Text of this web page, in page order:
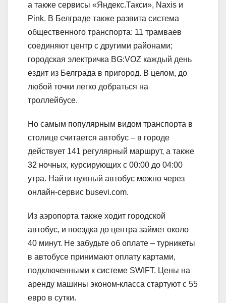
а также сервисы «Яндекс.Такси», Naxis и
Pink. В Белграде также развита система
общественного транспорта: 11 трамваев
соединяют центр с другими районами;
городская электричка BG:VOZ каждый день
ездит из Белграда в пригород. В целом, до
любой точки легко добраться на
троллейбусе.
Но самым популярным видом транспорта в
столице считается автобус – в городе
действует 141 регулярный маршрут, а также
32 ночных, курсирующих с 00:00 до 04:00
утра. Найти нужный автобус можно через
онлайн-сервис busevi.com.
Из аэропорта также ходит городской
автобус, и поездка до центра займет около
40 минут. Не забудьте об оплате – турникеты
в автобусе принимают оплату картами,
подключенными к системе SWIFT. Цены на
аренду машины эконом-класса стартуют с 55
евро в сутки.